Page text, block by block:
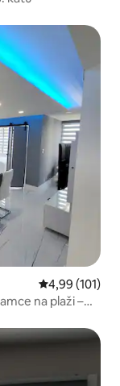
Prosječna
4,99 (101)
na plaži –